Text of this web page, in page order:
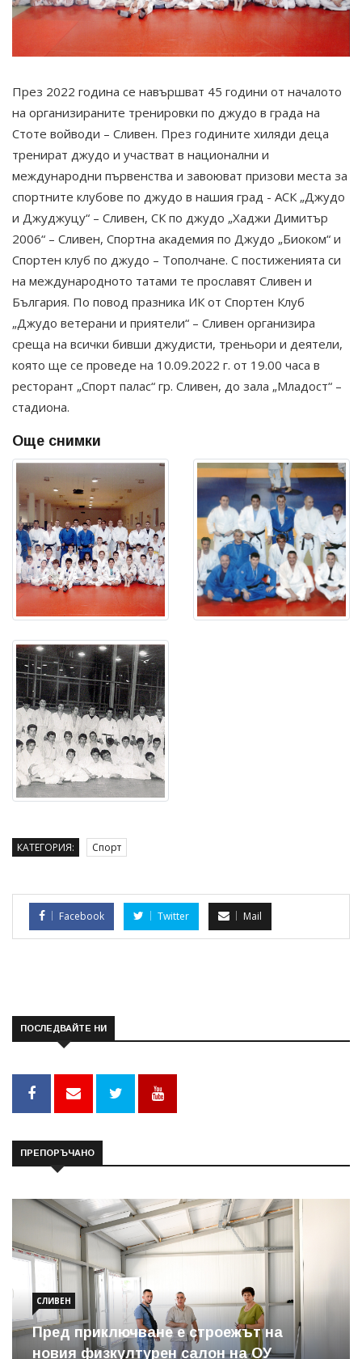
През 2022 година се навършват 45 години от началото
на организираните тренировки по джудо в града на
Стоте войводи – Сливен. През годините хиляди деца
тренират джудо и участват в национални и
международни първенства и завоюват призови места за
спортните клубове по джудо в нашия град - АСК „Джудо
и Джуджуцу“ – Сливен, СК по джудо „Хаджи Димитър
2006“ – Сливен, Спортна академия по Джудо „Биоком“ и
Спортен клуб по джудо – Тополчане. С постиженията си
на международното татами те прославят Сливен и
България. По повод празника ИК от Спортен Клуб
„Джудо ветерани и приятели“ – Сливен организира
среща на всички бивши джудисти, треньори и деятели,
която ще се проведе на 10.09.2022 г. от 19.00 часа в
ресторант „Спорт палас“ гр. Сливен, до зала „Младост“ –
стадиона.
Още снимки
КАТЕГОРИЯ: Спорт
Facebook Twitter Mail
ПОСЛЕДВАЙТЕ НИ
ПРЕПОРЪЧАНО
СЛИВЕН
Пред приключване е строежът на
новия физкултурен салон на ОУ